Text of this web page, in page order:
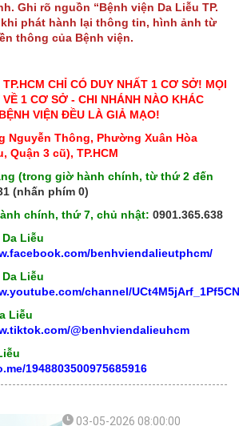
Ghi rõ nguồn “Bệnh viện Da Liễu TP.
khi phát hành lại thông tin, hình ảnh từ
thông của Bệnh viện.
CHỈ CÓ DUY NHẤT 1 CƠ SỞ! MỌI
1 CƠ SỞ - CHI NHÁNH NÀO KHÁC
VIỆN ĐỀU LÀ GIẢ MẠO!
Nguyễn Thông, Phường Xuân Hòa
Quận 3 cũ), TP.HCM
(trong giờ hành chính, từ thứ 2 đến
(nhấn phím 0)
chính, thứ 7, chủ nhật: 0901.365.638
Liễu
benhviendalieutphcm/
Liễu
channel/
Liễu
@benhviendalieuhcm
1948803500975685916
03-05-2026 08:00:00